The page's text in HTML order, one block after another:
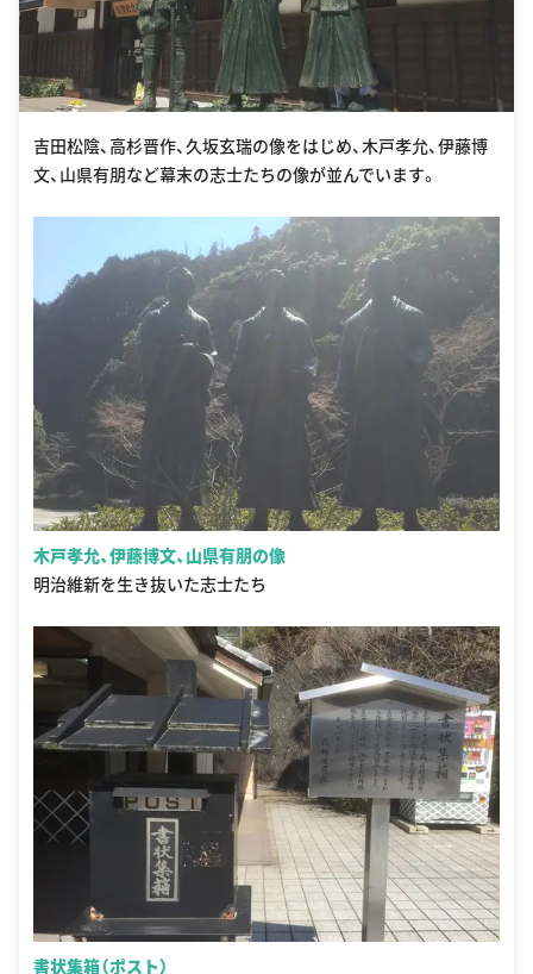
吉田松陰、高杉晋作、久坂玄瑞の像をはじめ、木戸孝允、伊藤博
文、山県有朋など幕末の志士たちの像が並んでいます。
木戸孝允、伊藤博文、山県有朋の像
明治維新を生き抜いた志士たち
書状集箱（ポスト）